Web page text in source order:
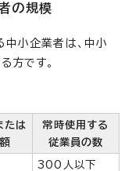
の規模
小企業者は、中小
方です。
たは
常時使用する
従業員の数
300人以下